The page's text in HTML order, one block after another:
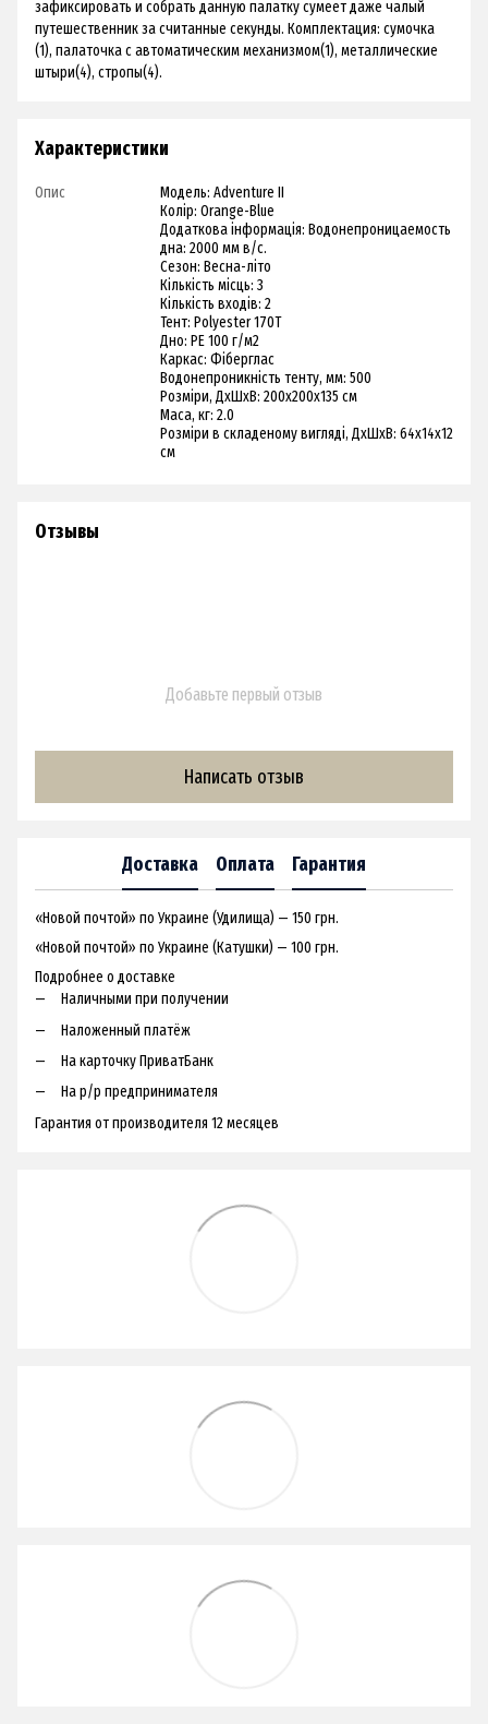
зафиксировать и собрать данную палатку сумеет даже чалый
путешественник за считанные секунды. Комплектация: сумочка
(1), палаточка с автоматическим механизмом(1), металлические
штыри(4), стропы(4).
Характеристики
Опис
Модель: Adventure II
Колір: Orange-Blue
Додаткова інформація: Водонепроницаемость
дна: 2000 мм в/с.
Сезон: Весна-літо
Кількість місць: 3
Кількість входів: 2
Тент: Polyester 170T
Дно: PE 100 г/м2
Каркас: Фіберглас
Водонепроникність тенту, мм: 500
Розміри, ДхШхВ: 200х200х135 см
Маса, кг: 2.0
Розміри в складеному вигляді, ДхШхВ: 64х14х12
см
Отзывы
Добавьте первый отзыв
Написать отзыв
Доставка Оплата Гарантия
«Новой почтой» по Украине (Удилища) — 150 грн.
«Новой почтой» по Украине (Катушки) — 100 грн.
Подробнее о доставке
Наличными при получении
Наложенный платёж
На карточку ПриватБанк
На р/р предпринимателя
Гарантия от производителя 12 месяцев